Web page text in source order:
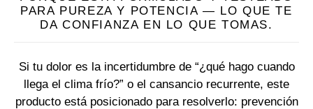
PARA PUREZA Y POTENCIA — LO QUE TE
DA CONFIANZA EN LO QUE TOMAS.
Si tu dolor es la incertidumbre de “¿qué hago cuando
llega el clima frío?” o el cansancio recurrente, este
producto está posicionado para resolverlo: prevención